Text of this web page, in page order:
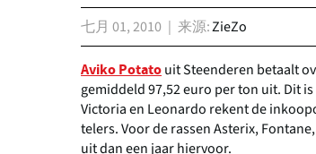
七月 01, 2010 来源 ZieZo
Aviko Potato uit Steenderen betaalt
gemiddeld 97,52 euro per ton uit. Dit
Victoria en Leonardo rekent de
telers. Voor de rassen Asterix,
uit dan een jaar hiervoor.